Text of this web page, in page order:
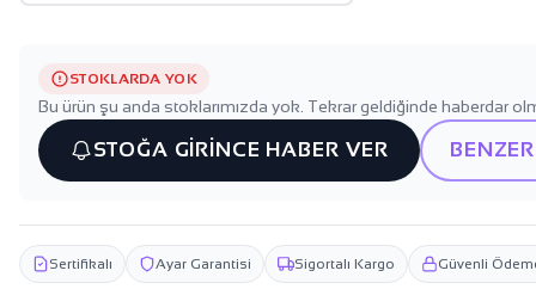
STOKLARDA YOK
Bu ürün şu anda stoklarımızda yok. Tekrar geldiğinde haberdar
STOĞA GİRİNCE HABER VER
Sertifikalı Ayar Garantisi Sigortalı Kargo Güvenli